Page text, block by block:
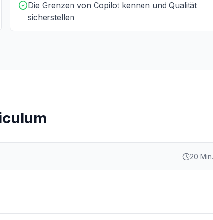
Die Grenzen von Copilot kennen und Qualität
sicherstellen
20 Min.